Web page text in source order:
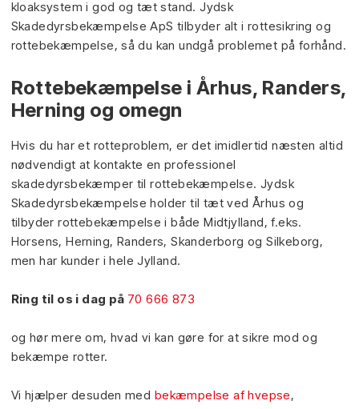
kloaksystem i god og tæt stand. Jydsk
Skadedyrsbekæmpelse ApS tilbyder alt i rottesikring og
rottebekæmpelse, så du kan undgå problemet på forhånd.
Rottebekæmpelse i Århus, Randers,
Herning og omegn
Hvis du har et rotteproblem, er det imidlertid næsten altid
nødvendigt at kontakte en professionel
skadedyrsbekæmper til rottebekæmpelse. Jydsk
Skadedyrsbekæmpelse holder til tæt ved Århus og
tilbyder rottebekæmpelse i både Midtjylland, f.eks.
Horsens, Herning, Randers, Skanderborg og Silkeborg,
men har kunder i hele Jylland.
Ring til os i dag på 70 666 873
og hør mere om, hvad vi kan gøre for at sikre mod og
bekæmpe rotter.
Vi hjælper desuden med bekæmpelse af hvepse,